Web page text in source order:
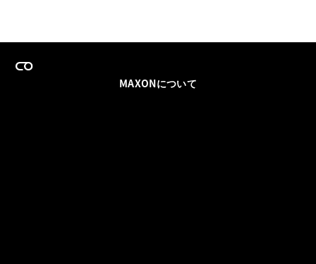
MAXONについて